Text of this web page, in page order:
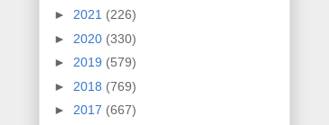
► 2021 (226)
► 2020 (330)
► 2019 (579)
► 2018 (769)
► 2017 (667)